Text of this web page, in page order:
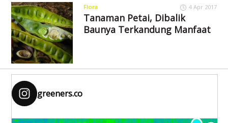
Flora 4 Apr 2017
Tanaman Petai, Dibalik
Baunya Terkandung Manfaat
greeners.co